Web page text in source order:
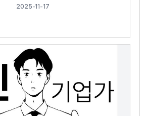
2025-11-17